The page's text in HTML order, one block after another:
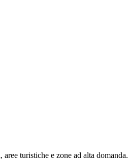
turistiche e zone ad alta domanda.